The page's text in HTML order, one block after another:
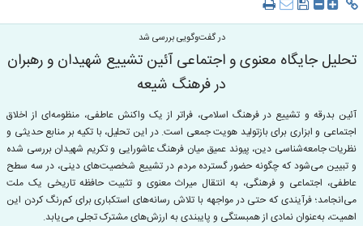
در گفت‌وگویی بررسی شد
تحلیل جایگاه معنوی و اجتماعی آئین تشییع شهیدان و رهبران
در فرهنگ شیعه
آئین بدرقه و تشییع در فرهنگ اسلامی، فراتر از یک واکنش عاطفی، منظومه‌ای از اخلاق
اجتماعی و ابزاری برای بازتولید هویت جمعی است. در این تحلیل، با تکیه بر منابع حدیثی و
نظریات جامعه‌شناسی دین، پیوند عمیق میان فرهنگ عاشورایی و تکریم شهیدان بررسی شده
و تبیین می‌شود که چگونه حضور گسترده مردم در تشییع شخصیت‌های دینی، در سه سطح
عاطفی، اجتماعی و فرهنگی، به انتقال میراث معنوی و تثبیت حافظه تاریخی یک ملت
می‌انجامد؛ فرآیندی که حتی در مواجهه با تلاش رسانه‌های استکباری برای کم‌رنگ کردن این
اهمیت، به‌عنوان نمادی از همبستگی و پایبندی به ارزش‌های مشترک تجلی می‌یابد.